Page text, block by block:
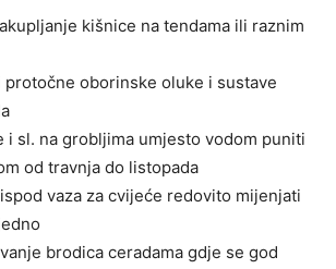
kišnice na tendama ili raznim
protočne oborinske oluke i sustave
i sl. na grobljima umjesto vodom puniti
od travnja do listopada
vaza za cvijeće redovito mijenjati
brodica ceradama gdje se god